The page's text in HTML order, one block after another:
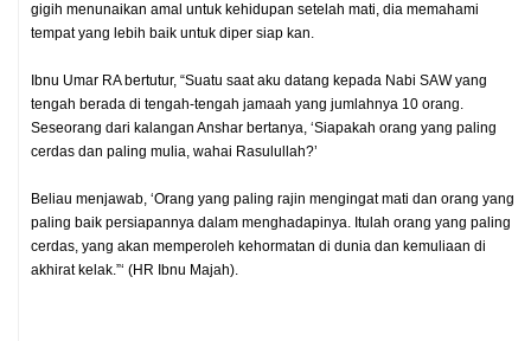
gigih menunaikan amal untuk kehidupan setelah mati, dia memahami
tempat yang lebih baik untuk diper siap kan.
Ibnu Umar RA bertutur, “Suatu saat aku datang kepada Nabi SAW yang
tengah berada di tengah-tengah jamaah yang jumlahnya 10 orang.
Seseorang dari kalangan Anshar bertanya, ‘Siapakah orang yang paling
cerdas dan paling mulia, wahai Rasulullah?’
Beliau menjawab, ‘Orang yang paling rajin mengingat mati dan orang yang
paling baik persiapannya dalam menghadapinya. Itulah orang yang paling
cerdas, yang akan memperoleh kehormatan di dunia dan kemuliaan di
akhirat kelak.”‘ (HR Ibnu Majah).